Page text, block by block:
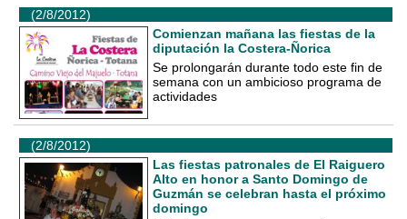
(2/8/2012)
Comienzan mañana las fiestas de la
diputación la Costera-Ñorica
Se prolongarán durante todo este fin de
semana con un ambicioso programa de
actividades
(2/8/2012)
Las fiestas patronales de El Raiguero
Alto en honor a Santo Domingo de
Guzmán se celebran hasta el próximo
domingo